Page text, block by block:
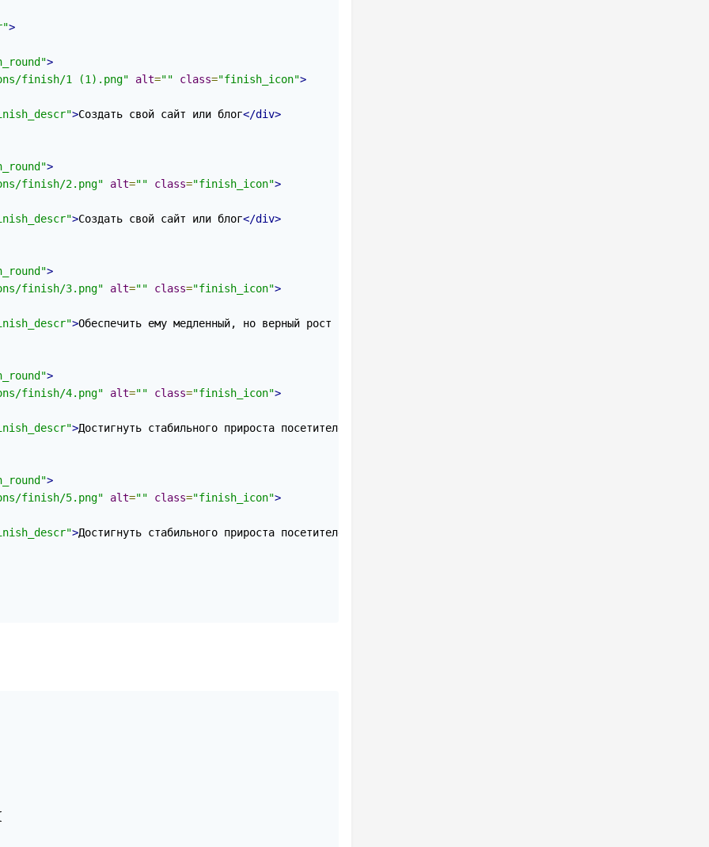
>
>
finish/1 (1).png"
alt="" class="finish_icon">
>Создать свой сайт или блог</div>
>
finish/2.png"
alt="" class="finish_icon">
>Создать свой сайт или блог</div>
>
finish/3.png"
alt="" class="finish_icon">
>Обеспечить ему медленный, но верный рост в ТОП
>
finish/4.png"
alt="" class="finish_icon">
>Достигнуть стабильного прироста посетителей
>
finish/5.png"
alt="" class="finish_icon">
>Достигнуть стабильного прироста посетителей